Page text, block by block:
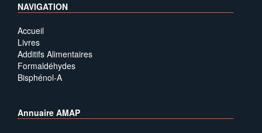
NAVIGATION
Accueil
Livres
Additifs Alimentaires
Formaldéhydes
Bisphénol-A
Annuaire AMAP